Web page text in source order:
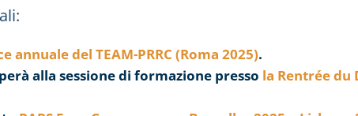
annuale del TEAM-PRRC (Roma 2025).
alla sessione di formazione presso la Rentrée du